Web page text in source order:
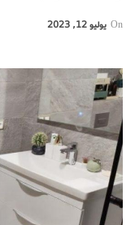
On يوليو 12, 2023